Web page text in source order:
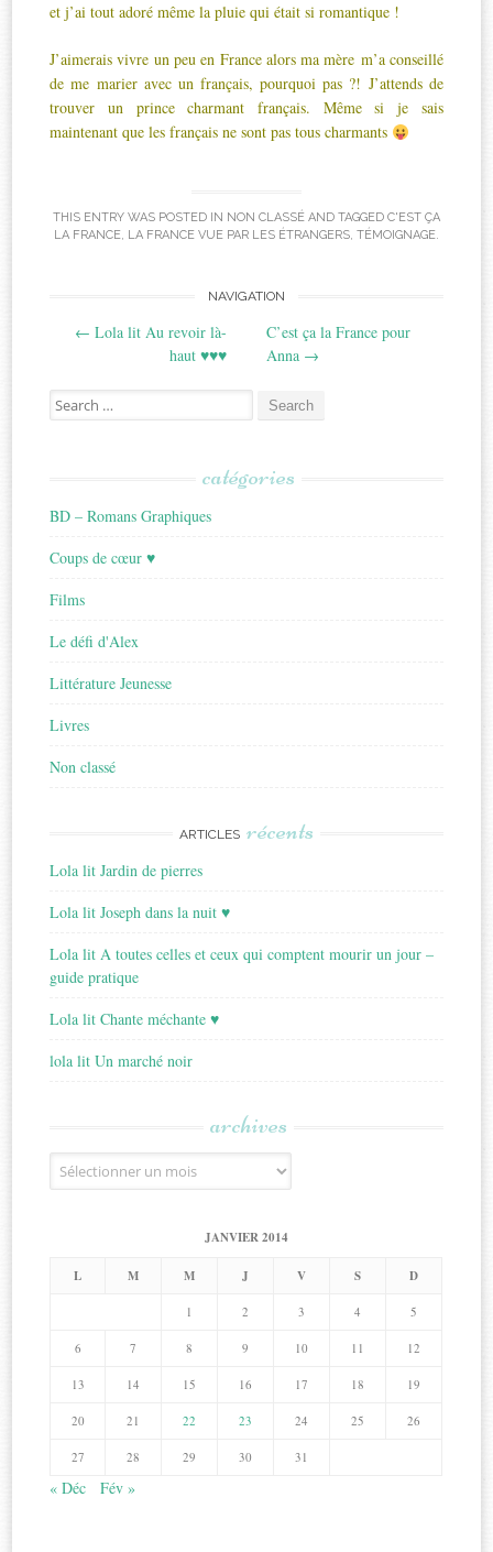
et j’ai tout adoré même la pluie qui était si romantique !
J’aimerais vivre un peu en France alors ma mère m’a conseillé
de me marier avec un français, pourquoi pas ?! J’attends de
trouver un prince charmant français. Même si je sais
maintenant que les français ne sont pas tous charmants
THIS ENTRY WAS POSTED IN NON CLASSÉ AND TAGGED C'EST ÇA
LA FRANCE, LA FRANCE VUE PAR LES ÉTRANGERS, TÉMOIGNAGE.
navigation
NAVIGATION
← Lola lit Au revoir là-
haut ♥♥♥
C’est ça la France pour
Anna →
Search
for:
catégories
BD – Romans Graphiques
Coups de cœur ♥
Films
Le défi d'Alex
Littérature Jeunesse
Livres
Non classé
ARTICLES récents
Lola lit Jardin de pierres
Lola lit Joseph dans la nuit ♥
Lola lit A toutes celles et ceux qui comptent mourir un jour –
guide pratique
Lola lit Chante méchante ♥
lola lit Un marché noir
archives
Archives
JANVIER 2014
L M M J V S D
1 2 3 4 5
6 7 8 9 10 11 12
13 14 15 16 17 18 19
20 21 22 23 24 25 26
27 28 29 30 31
« Déc Fév »